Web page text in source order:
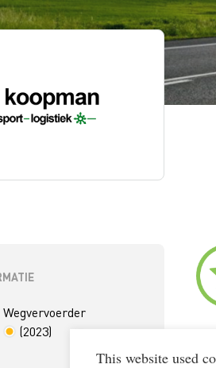
Wegvervoerder
< 4 jaar
(2023)
This website used